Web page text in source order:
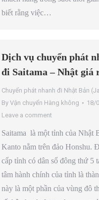
biết rằng việc…
Dịch vụ chuyển phát
đi Saitama – Nhật giá
Chuyển phát nhanh đi Nhật Bản
By Vận chuyển Hàng không
18/
Leave a comment
Saitama là một tỉnh của Nhật
Kanto nằm trên đảo Honshu.
cấp tỉnh có dân số đông thứ 5
tâm hành chính của tỉnh là
này là một phần của vùng đô